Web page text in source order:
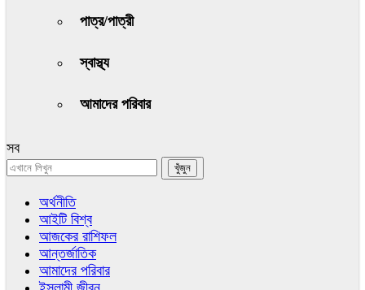
পাত্র/পাত্রী
স্বাস্থ্য
আমাদের পরিবার
সব
অর্থনীতি
আইটি বিশ্ব
আজকের রাশিফল
আন্তর্জাতিক
আমাদের পরিবার